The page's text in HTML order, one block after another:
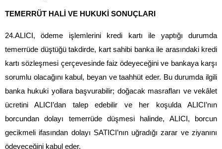
TEMERRÜT HALİ VE HUKUKİ SONUÇLARI
24.ALICI, ödeme işlemlerini kredi kartı ile yaptığı durumda
temerrüde düştüğü takdirde, kart sahibi banka ile arasındaki kredi
kartı sözleşmesi çerçevesinde faiz ödeyeceğini ve bankaya karşı
sorumlu olacağını kabul, beyan ve taahhüt eder. Bu durumda ilgili
banka hukuki yollara başvurabilir; doğacak masrafları ve vekâlet
ücretini ALICI’dan talep edebilir ve her koşulda ALICI’nın
borcundan dolayı temerrüde düşmesi halinde, ALICI, borcun
gecikmeli ifasından dolayı SATICI’nın uğradığı zarar ve ziyanını
ödeyeceğini kabul eder.